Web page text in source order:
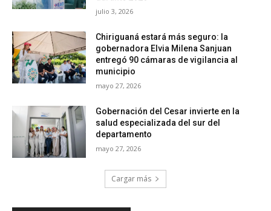
julio 3, 2026
Chiriguaná estará más seguro: la
gobernadora Elvia Milena Sanjuan
entregó 90 cámaras de vigilancia al
municipio
mayo 27, 2026
Gobernación del Cesar invierte en la
salud especializada del sur del
departamento
mayo 27, 2026
Cargar más